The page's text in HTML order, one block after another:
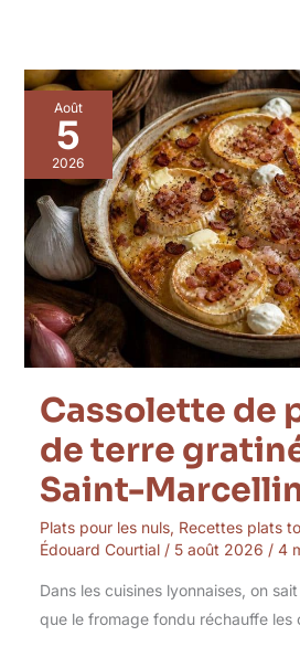
Août
5
2026
Cassolette de
de terre
Saint-
Plats pour les nuls, Recettes plats
Édouard Courtial / 5 août 2026 / 4
Dans les cuisines lyonnaises, on
que le fromage fondu réchauffe
Cassolette
de
pommes
de
terre
gratinée
au
Saint-
Marcellin